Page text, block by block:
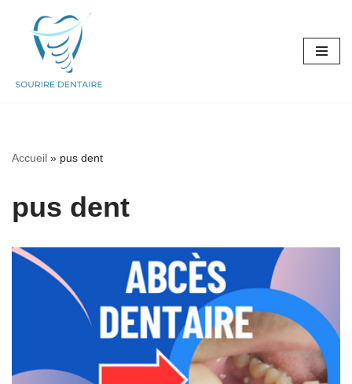
Aller
contenu
Accueil » pus dent
pus dent